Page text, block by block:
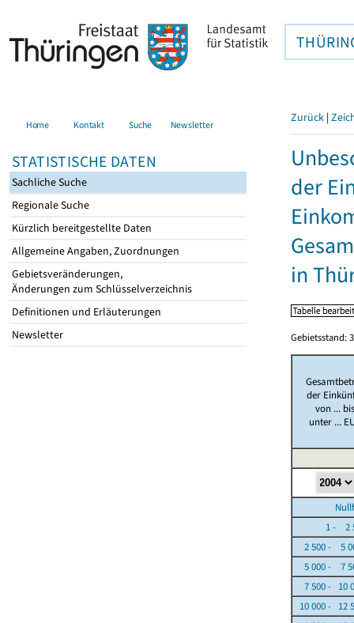
Home Kontakt Suche Newsletter
STATISTISCHE DATEN
Sachliche Suche
Regionale Suche
Kürzlich bereitgestellte Daten
Allgemeine Angaben, Zuordnungen
Gebietsveränderungen,
Änderungen zum Schlüsselverzeichnis
Definitionen und Erläuterungen
Newsletter
Zurück |
der
in
Gebietsstand:
der
von ...
unter ...
1 - 2
2 500 - 5
5 000 - 7
7 500 - 10
10 000 - 12